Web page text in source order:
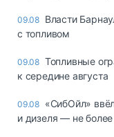
09.08 Власти
с топливом
09.08 Топливные
к середине августа
09.08 «СибОйл»
и дизеля — не